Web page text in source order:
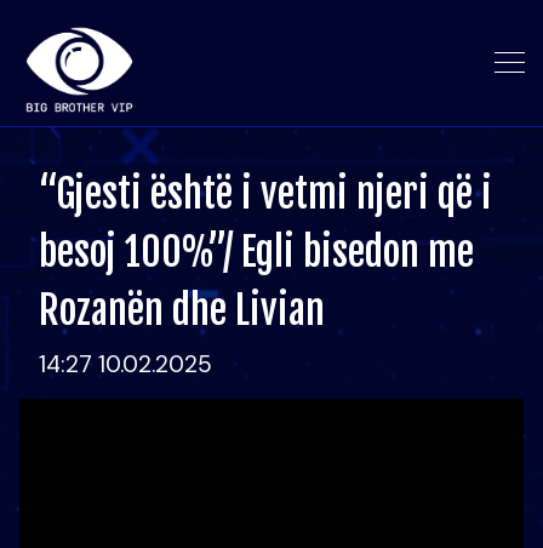
“Gjesti është i vetmi njeri që i
besoj 100%”/ Egli bisedon me
Rozanën dhe Livian
14:27 10.02.2025